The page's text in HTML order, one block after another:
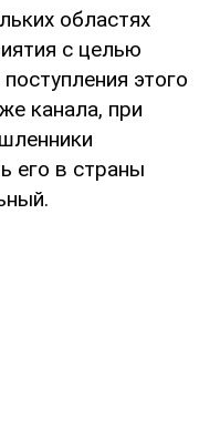
областях
с целью
этого
канала, при
его в страны